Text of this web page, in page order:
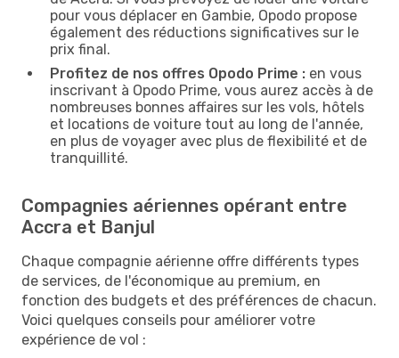
pour vous déplacer en Gambie, Opodo propose
également des réductions significatives sur le
prix final.
Profitez de nos offres Opodo Prime : en vous
inscrivant à Opodo Prime, vous aurez accès à de
nombreuses bonnes affaires sur les vols, hôtels
et locations de voiture tout au long de l'année,
en plus de voyager avec plus de flexibilité et de
tranquillité.
Compagnies aériennes opérant entre
Accra et Banjul
Chaque compagnie aérienne offre différents types
de services, de l'économique au premium, en
fonction des budgets et des préférences de chacun.
Voici quelques conseils pour améliorer votre
expérience de vol :